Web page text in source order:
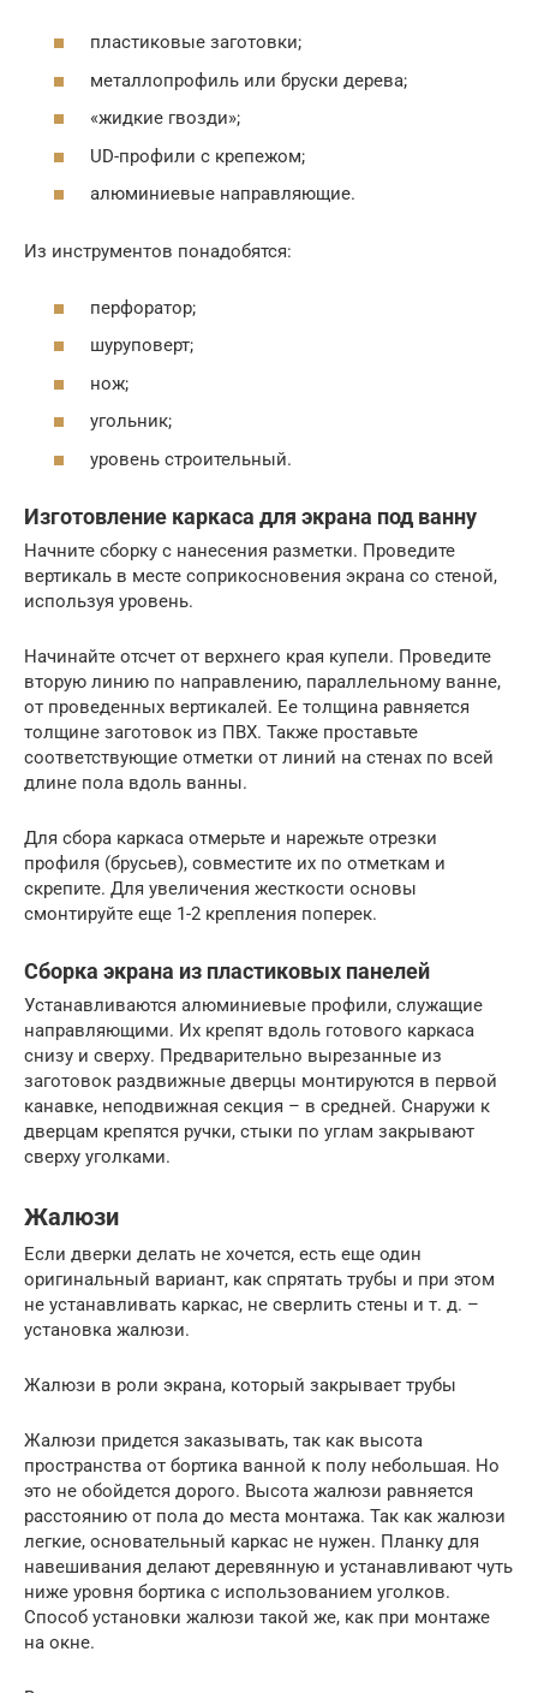
пластиковые заготовки;
металлопрофиль или бруски дерева;
«жидкие гвозди»;
UD-профили с крепежом;
алюминиевые направляющие.
Из инструментов понадобятся:
перфоратор;
шуруповерт;
нож;
угольник;
уровень строительный.
Изготовление каркаса для экрана под ванну
Начните сборку с нанесения разметки. Проведите
вертикаль в месте соприкосновения экрана со стеной,
используя уровень.
Начинайте отсчет от верхнего края купели. Проведите
вторую линию по направлению, параллельному ванне,
от проведенных вертикалей. Ее толщина равняется
толщине заготовок из ПВХ. Также проставьте
соответствующие отметки от линий на стенах по всей
длине пола вдоль ванны.
Для сбора каркаса отмерьте и нарежьте отрезки
профиля (брусьев), совместите их по отметкам и
скрепите. Для увеличения жесткости основы
смонтируйте еще 1-2 крепления поперек.
Сборка экрана из пластиковых панелей
Устанавливаются алюминиевые профили, служащие
направляющими. Их крепят вдоль готового каркаса
снизу и сверху. Предварительно вырезанные из
заготовок раздвижные дверцы монтируются в первой
канавке, неподвижная секция – в средней. Снаружи к
дверцам крепятся ручки, стыки по углам закрывают
сверху уголками.
Жалюзи
Если дверки делать не хочется, есть еще один
оригинальный вариант, как спрятать трубы и при этом
не устанавливать каркас, не сверлить стены и т. д. –
установка жалюзи.
Жалюзи в роли экрана, который закрывает трубы
Жалюзи придется заказывать, так как высота
пространства от бортика ванной к полу небольшая. Но
это не обойдется дорого. Высота жалюзи равняется
расстоянию от пола до места монтажа. Так как жалюзи
легкие, основательный каркас не нужен. Планку для
навешивания делают деревянную и устанавливают чуть
ниже уровня бортика с использованием уголков.
Способ установки жалюзи такой же, как при монтаже
на окне.